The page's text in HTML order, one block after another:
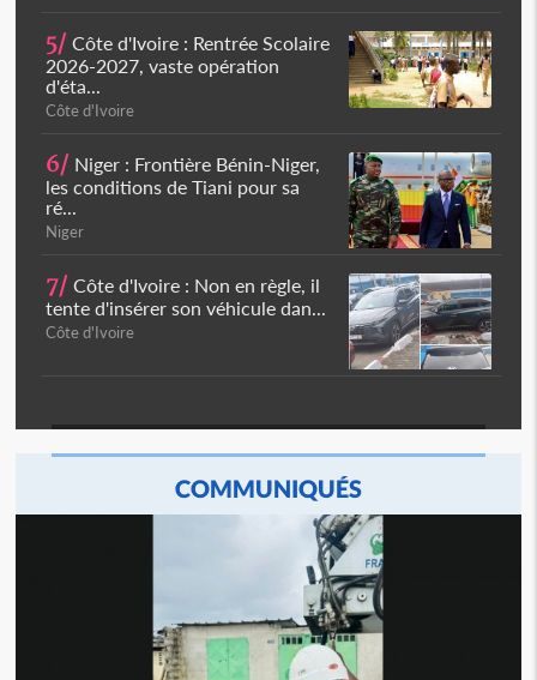
5/ Côte d'Ivoire : Rentrée Scolaire
2026-2027, vaste opération
d'éta...
Côte d'Ivoire
6/ Niger : Frontière Bénin-Niger,
les conditions de Tiani pour sa
ré...
Niger
7/ Côte d'Ivoire : Non en règle, il
tente d'insérer son véhicule dan...
Côte d'Ivoire
COMMUNIQUÉS